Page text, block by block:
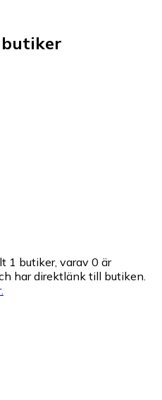
butiker
1 butiker, varav 0 är
har direktlänk till butiken.